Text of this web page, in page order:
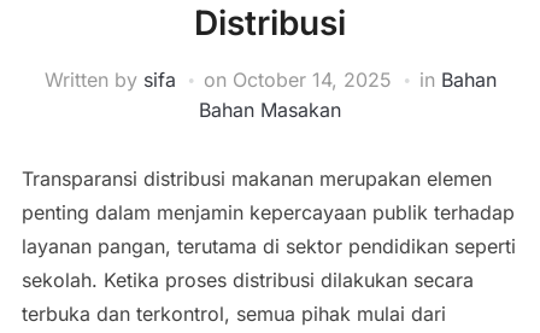
Distribusi
Written by sifa on October 14, 2025 in Bahan
Bahan Masakan
Transparansi distribusi makanan merupakan elemen
penting dalam menjamin kepercayaan publik terhadap
layanan pangan, terutama di sektor pendidikan seperti
sekolah. Ketika proses distribusi dilakukan secara
terbuka dan terkontrol, semua pihak mulai dari